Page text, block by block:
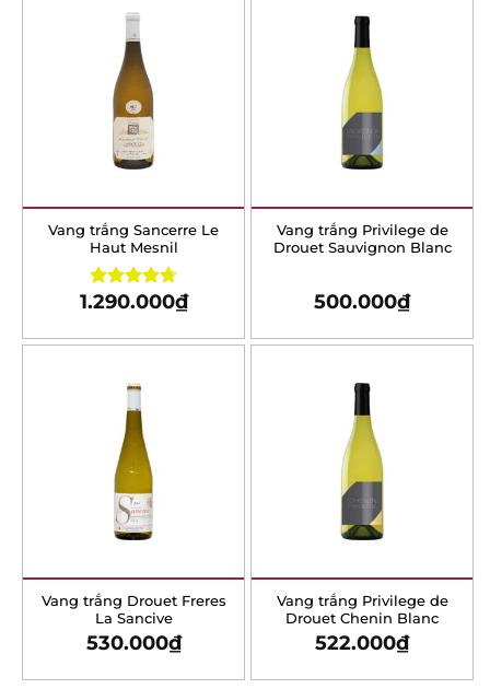
Vang trắng Sancerre Le
Haut Mesnil
Rated4.75
1.290.000₫
Vang trắng Privilege de
Drouet Sauvignon Blanc
500.000₫
Vang trắng Drouet Freres
La Sancive
530.000₫
Vang trắng Privilege de
Drouet Chenin Blanc
522.000₫